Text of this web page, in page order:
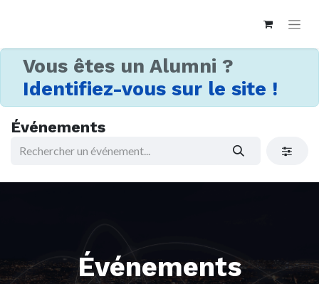
Vous êtes un Alumni ?
Identifiez-vous sur le site !
Événements
Événements